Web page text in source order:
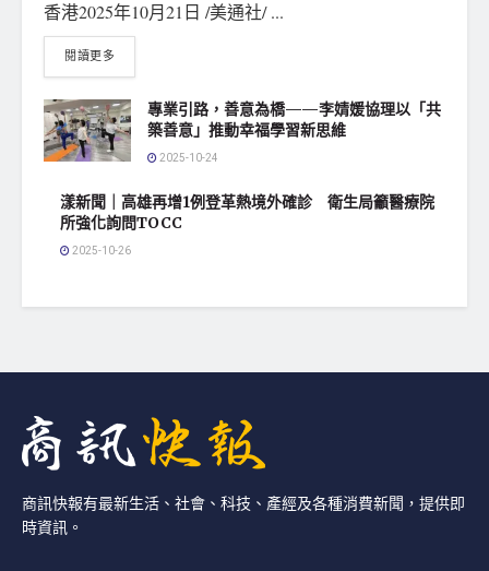
香港2025年10月21日 /美通社/ ...
閱讀更多
專業引路，善意為橋——李婧媛協理以「共
築善意」推動幸福學習新思維
2025-10-24
漾新聞｜高雄再增1例登革熱境外確診 衛生局籲醫療院
所強化詢問TOCC
2025-10-26
商訊快報有最新生活、社會、科技、產經及各種消費新聞，提供即
時資訊。